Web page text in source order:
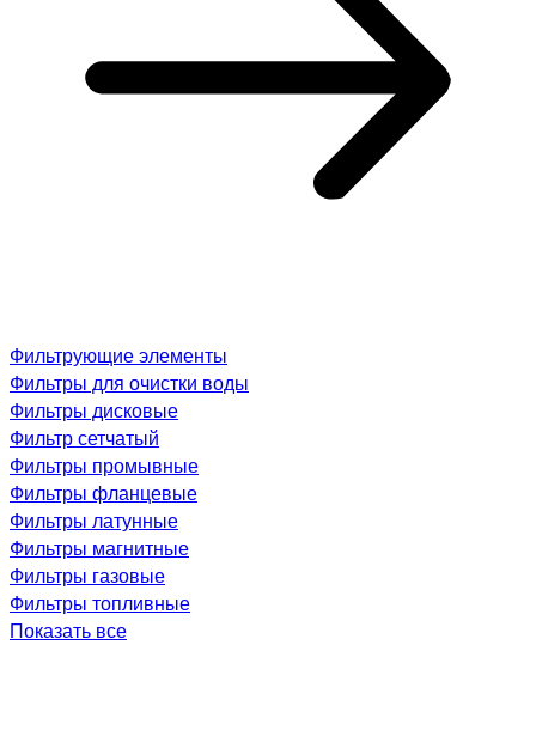
Фильтрующие элементы
Фильтры для очистки воды
Фильтры дисковые
Фильтр сетчатый
Фильтры промывные
Фильтры фланцевые
Фильтры латунные
Фильтры магнитные
Фильтры газовые
Фильтры топливные
Показать все